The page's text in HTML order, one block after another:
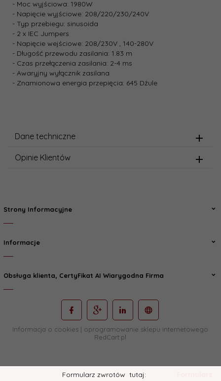
- Moc wyjściowa: 1980W
- Napięcie wyjściowe: 208/220/230/240V
- Typ przebiegu: sinusoida
- 2 x IEC Jumpers
- Napięcie wejściowe: 208/230V , 140-280V
- Długość przewodu zasilania: 1.83 m
- Czas przełączenia zasilania: 2-4 ms
- Awaryjny wyłącznik zasilana
- Znamionowa energia przepięcia: 645 Dżule
Dane techniczne
Opinie Klientów
Strony Informacyjne
Informacje
Obsługa klienta, CertyFikat AI Wiarygodna Firma
Informacja o cookies| oprogramowanie sklepu internetowego
RedCart.pl
Formularz zwrotów tutaj: